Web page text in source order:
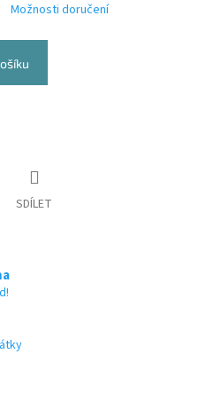
Možnosti doručení
SDÍLET